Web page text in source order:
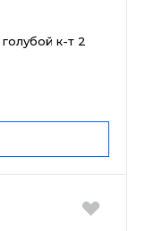
голубой к-т 2